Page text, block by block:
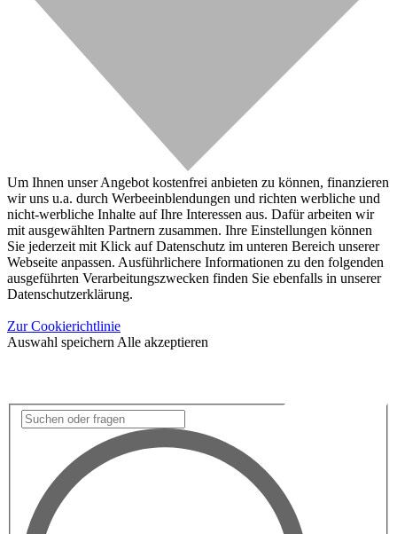
Um Ihnen unser Angebot kostenfrei anbieten zu können, finanzieren
wir uns u.a. durch Werbeeinblendungen und richten werbliche und
nicht-werbliche Inhalte auf Ihre Interessen aus. Dafür arbeiten wir
mit ausgewählten Partnern zusammen. Ihre Einstellungen können
Sie jederzeit mit Klick auf Datenschutz im unteren Bereich unserer
Webseite anpassen. Ausführlichere Informationen zu den folgenden
ausgeführten Verarbeitungszwecken finden Sie ebenfalls in unserer
Datenschutzerklärung.
Zur Cookierichtlinie
Auswahl speichern Alle akzeptieren